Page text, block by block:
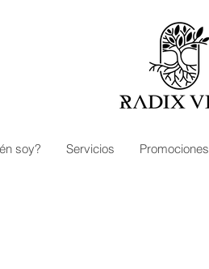
soy? Servicios Promociones